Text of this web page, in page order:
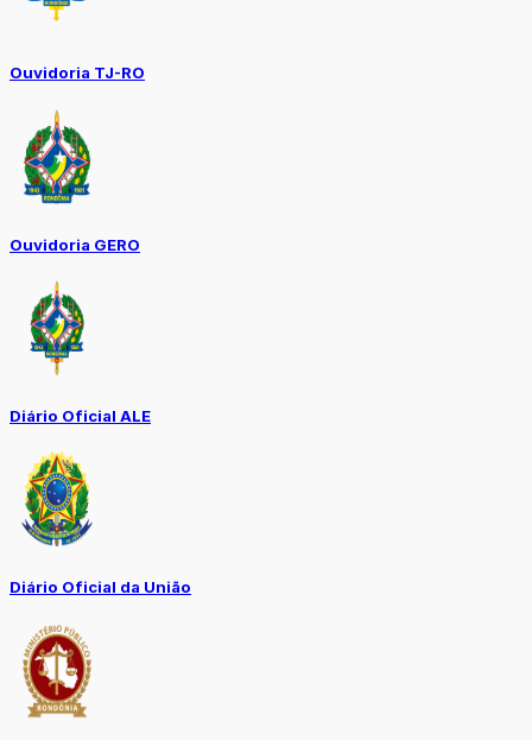
Ouvidoria TJ-RO
Ouvidoria GERO
Diário Oficial ALE
Diário Oficial da União